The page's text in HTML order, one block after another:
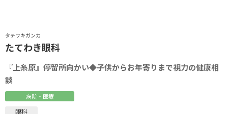
タテワキガンカ
たてわき眼科
『上糸原』停留所向かい◆子供からお年寄りまで視力の健康相
談
病院・医療
眼科